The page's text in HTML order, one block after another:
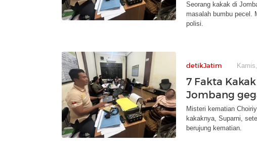
Seorang kakak di
masalah bumbu pecel.
polisi.
detikJatim
7 Fakta
Jombang
Misteri kematian
kakaknya, Suparni,
berujung kematian.